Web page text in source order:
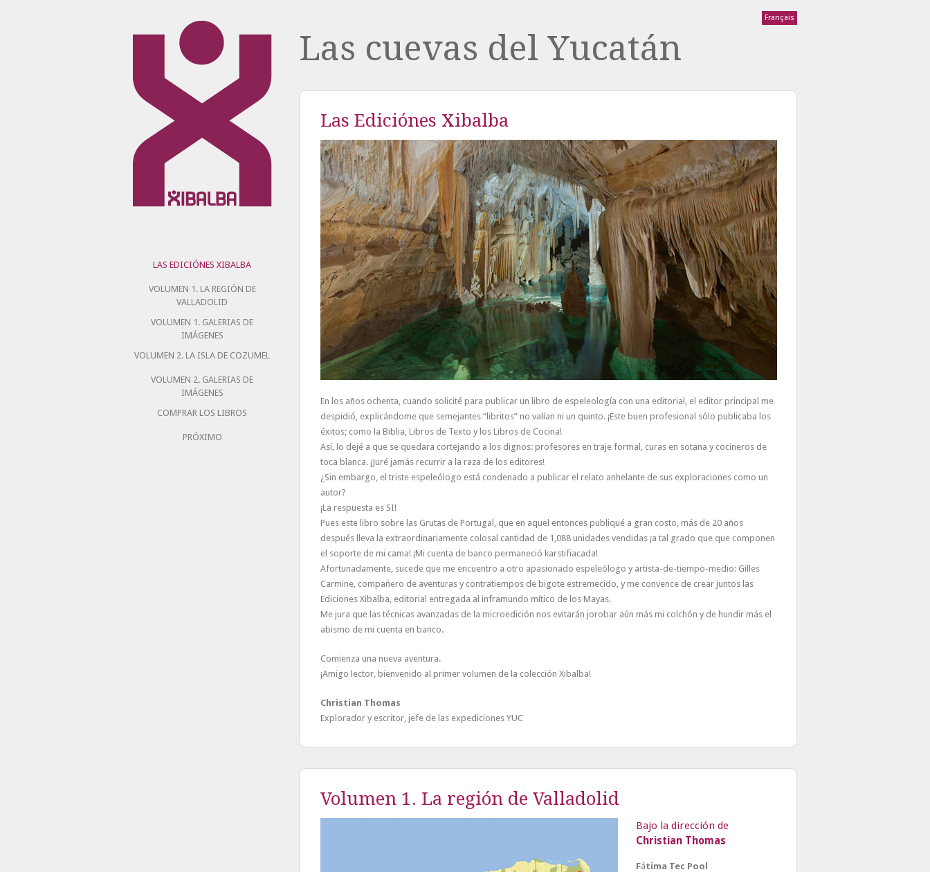
LAS EDICIÓNES XIBALBA
VOLUMEN 1. LA REGIÓN DE
VALLADOLID
VOLUMEN 1. GALERIAS DE
IMÁGENES
VOLUMEN 2. LA ISLA DE COZUMEL
VOLUMEN 2. GALERIAS DE
IMÁGENES
COMPRAR LOS LIBROS
PRÓXIMO
Français
Las cuevas del Yucatán
Las Ediciónes Xibalba
En los años ochenta, cuando solicité para publicar un libro de espeleología con una editorial, el editor principal me
despidió, explicándome que semejantes “libritos” no valían ni un quinto. ¡Este buen profesional sólo publicaba los
éxitos; como la Biblia, Libros de Texto y los Libros de Cocina!
Así, lo dejé a que se quedara cortejando a los dignos: profesores en traje formal, curas en sotana y cocineros de
toca blanca. ¡Juré jamás recurrir a la raza de los editores!
¿Sin embargo, el triste espeleólogo está condenado a publicar el relato anhelante de sus exploraciones como un
autor?
¡La respuesta es SI!
Pues este libro sobre las Grutas de Portugal, que en aquel entonces publiqué a gran costo, más de 20 años
después lleva la extraordinariamente colosal cantidad de 1,088 unidades vendidas ¡a tal grado que que componen
el soporte de mi cama! ¡Mi cuenta de banco permaneció karstifiacada!
Afortunadamente, sucede que me encuentro a otro apasionado espeleólogo y artista-de-tiempo-medio: Gilles
Carmine, compañero de aventuras y contratiempos de bigote estremecido, y me convence de crear juntos las
Ediciones Xibalba, editorial entregada al inframundo mítico de los Mayas.
Me jura que las técnicas avanzadas de la microedición nos evitarán jorobar aún más mi colchón y de hundir más el
abismo de mi cuenta en banco.
Comienza una nueva aventura.
¡Amigo lector, bienvenido al primer volumen de la colección Xibalba!
Christian Thomas
Explorador y escritor, jefe de las expediciones YUC
Volumen 1. La región de Valladolid
Bajo la dirección de
Christian Thomas
Fátima Tec Pool